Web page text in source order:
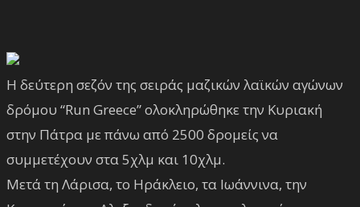
Η δεύτερη σεζόν της σειράς μαζικών λαϊκών αγώνων
δρόμου “Run Greece” ολοκληρώθηκε την Κυριακή
στην Πάτρα με πάνω από 2500 δρομείς να
συμμετέχουν στα 5χλμ και 10χλμ.
Μετά τη Λάρισα, το Ηράκλειο, τα Ιωάννινα, την